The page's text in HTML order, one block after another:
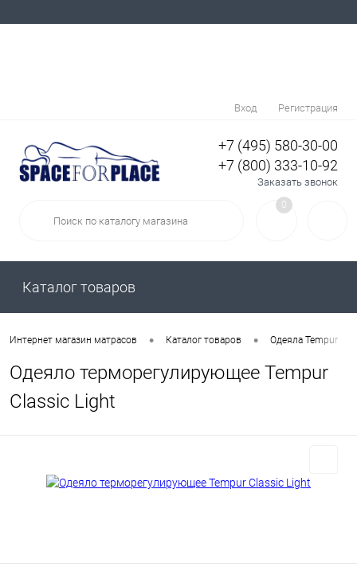
Вход Регистрация
+7 (495) 580-30-00
+7 (800) 333-10-92
Заказать звонок
0
Каталог товаров
Интернет магазин матрасов • Каталог товаров • Одеяла Tempur
Одеяло терморегулирующее Tempur
Classic Light